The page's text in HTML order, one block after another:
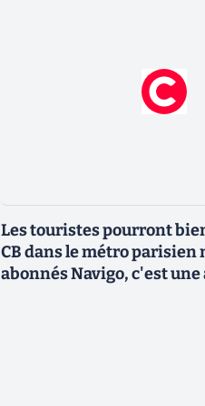
Les touristes pourront
CB dans le métro parisien
abonnés Navigo, c'est